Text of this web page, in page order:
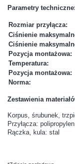
Parametry techniczne:
Rozmiar przyłącza:
Ciśnienie
Ciśnienie
Pozycja montażowa:
Temperatura:
Pozycja montażowa:
Norma:
Zestawienia
Korpus, śrubunek,
Przyłącza:
Rączka, kula: stal